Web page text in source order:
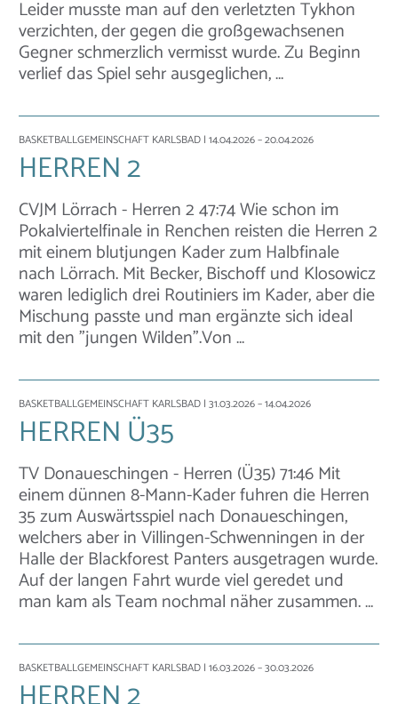
Leider musste man auf den verletzten Tykhon
verzichten, der gegen die großgewachsenen
Gegner schmerzlich vermisst wurde. Zu Beginn
verlief das Spiel sehr ausgeglichen, …
BASKETBALLGEMEINSCHAFT KARLSBAD | 14.04.2026 – 20.04.2026
HERREN 2
CVJM Lörrach - Herren 2 47:74 Wie schon im
Pokalviertelfinale in Renchen reisten die Herren 2
mit einem blutjungen Kader zum Halbfinale
nach Lörrach. Mit Becker, Bischoff und Klosowicz
waren lediglich drei Routiniers im Kader, aber die
Mischung passte und man ergänzte sich ideal
mit den "jungen Wilden".Von …
BASKETBALLGEMEINSCHAFT KARLSBAD | 31.03.2026 – 14.04.2026
HERREN Ü35
TV Donaueschingen - Herren (Ü35) 71:46 Mit
einem dünnen 8-Mann-Kader fuhren die Herren
35 zum Auswärtsspiel nach Donaueschingen,
welchers aber in Villingen-Schwenningen in der
Halle der Blackforest Panters ausgetragen wurde.
Auf der langen Fahrt wurde viel geredet und
man kam als Team nochmal näher zusammen. …
BASKETBALLGEMEINSCHAFT KARLSBAD | 16.03.2026 – 30.03.2026